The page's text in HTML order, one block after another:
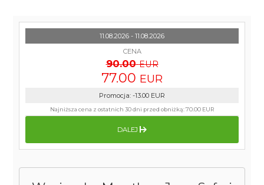
11.08.2026 - 11.08.2026
CENA
90.00 EUR
77.00 EUR
Promocja: -13.00 EUR
Najniższa cena z ostatnich 30 dni przed obniżką:70.00 EUR
DALEJ